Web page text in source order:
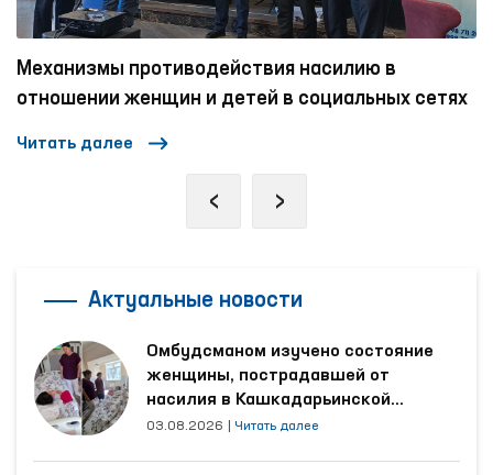
Один день Омбудсмана
Читать далее
‹ ›
Актуальные новости
Омбудсманом изучено состояние
женщины, пострадавшей от
насилия в Кашкадарьинской
области
03.08.2026 Читать далее